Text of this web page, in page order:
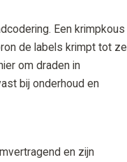
Een krimpkous
de labels krimpt tot ze
om draden in
bij onderhoud en
en zijn